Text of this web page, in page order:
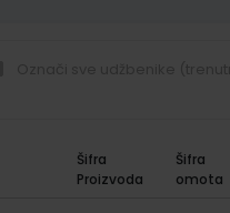
Šifra
Proizvoda
Šifra
omota